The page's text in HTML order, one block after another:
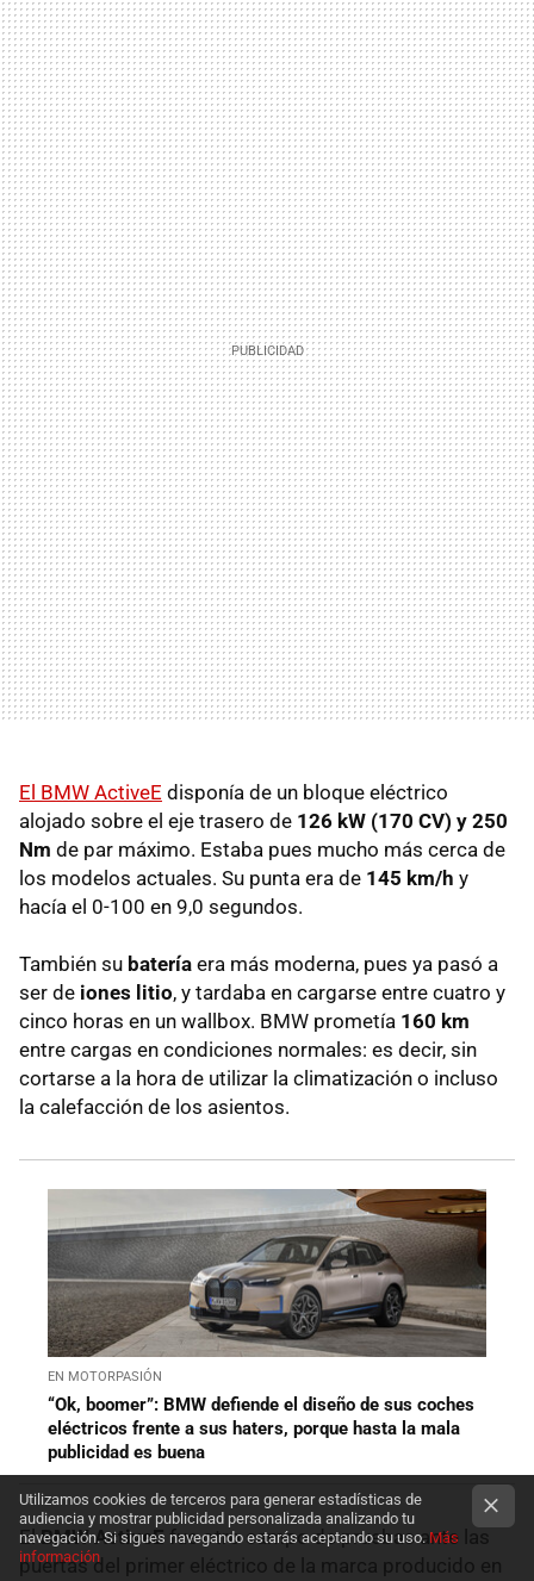
El BMW ActiveE disponía de un bloque eléctrico
alojado sobre el eje trasero de 126 kW (170 CV) y 250
Nm de par máximo. Estaba pues mucho más cerca de
los modelos actuales. Su punta era de 145 km/h y
hacía el 0-100 en 9,0 segundos.
También su batería era más moderna, pues ya pasó a
ser de iones litio, y tardaba en cargarse entre cuatro y
cinco horas en un wallbox. BMW prometía 160 km
entre cargas en condiciones normales: es decir, sin
cortarse a la hora de utilizar la climatización o incluso
la calefacción de los asientos.
EN MOTORPASIÓN
“Ok, boomer”: BMW defiende el diseño de sus coches
eléctricos frente a sus haters, porque hasta la mala
publicidad es buena
ElBMW ActiveE fue otro campo de pruebas ante las
puertas del primer eléctrico de la marca producido en
Utilizamos cookies de terceros para generar estadísticas de
audiencia y mostrar publicidad personalizada analizando tu
navegación. Si sigues navegando estarás aceptando su uso.Más
información